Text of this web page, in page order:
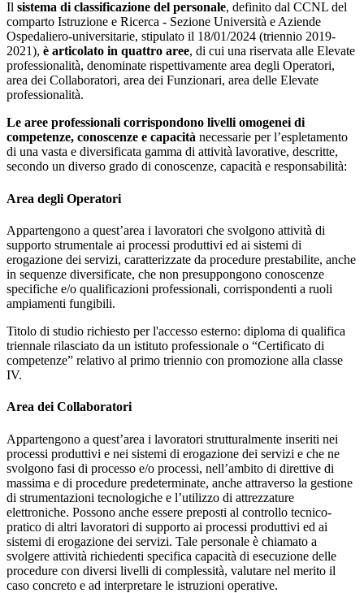
Il sistema di classificazione del personale, definito dal CCNL del
comparto Istruzione e Ricerca - Sezione Università e Aziende
Ospedaliero-universitarie, stipulato il 18/01/2024 (triennio 2019-
2021), è articolato in quattro aree, di cui una riservata alle Elevate
professionalità, denominate rispettivamente area degli Operatori,
area dei Collaboratori, area dei Funzionari, area delle Elevate
professionalità.
Le aree professionali corrispondono livelli omogenei di
competenze, conoscenze e capacità necessarie per l’espletamento
di una vasta e diversificata gamma di attività lavorative, descritte,
secondo un diverso grado di conoscenze, capacità e responsabilità:
Area degli Operatori
Appartengono a quest’area i lavoratori che svolgono attività di
supporto strumentale ai processi produttivi ed ai sistemi di
erogazione dei servizi, caratterizzate da procedure prestabilite, anche
in sequenze diversificate, che non presuppongono conoscenze
specifiche e/o qualificazioni professionali, corrispondenti a ruoli
ampiamenti fungibili.
Titolo di studio richiesto per l'accesso esterno: diploma di qualifica
triennale rilasciato da un istituto professionale o “Certificato di
competenze” relativo al primo triennio con promozione alla classe
IV.
Area dei Collaboratori
Appartengono a quest’area i lavoratori strutturalmente inseriti nei
processi produttivi e nei sistemi di erogazione dei servizi e che ne
svolgono fasi di processo e/o processi, nell’ambito di direttive di
massima e di procedure predeterminate, anche attraverso la gestione
di strumentazioni tecnologiche e l’utilizzo di attrezzature
elettroniche. Possono anche essere preposti al controllo tecnico-
pratico di altri lavoratori di supporto ai processi produttivi ed ai
sistemi di erogazione dei servizi. Tale personale è chiamato a
svolgere attività richiedenti specifica capacità di esecuzione delle
procedure con diversi livelli di complessità, valutare nel merito il
caso concreto e ad interpretare le istruzioni operative.